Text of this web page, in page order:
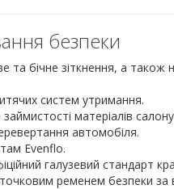
безпеки
та бічне зіткнення, а також
систем утримання.
матеріалів
автомобіля.
Evenflo.
галузевий стандарт
ременем безпеки